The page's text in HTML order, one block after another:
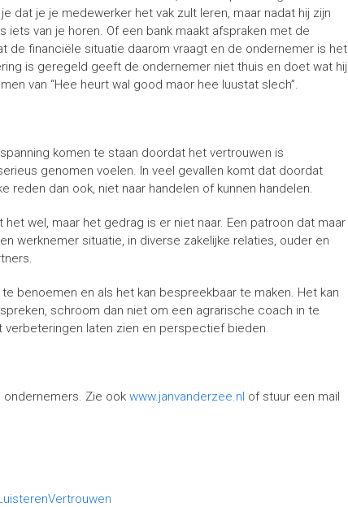
dat je je medewerker het vak zult leren, maar nadat hij zijn
van je horen. Of een bank maakt afspraken met de
de financiële situatie daarom vraagt en de ondernemer is het
is geregeld geeft de ondernemer niet thuis en doet wat hij
van “Hee heurt wal good maor hee luustat slech”.
komen te staan doordat het vertrouwen is
genomen voelen. In veel gevallen komt dat doordat
reden dan ook, niet naar handelen of kunnen handelen.
wel, maar het gedrag is er niet naar. Een patroon dat maar
werknemer situatie, in diverse zakelijke relaties, ouder en
benoemen en als het kan bespreekbaar te maken. Het kan
schroom dan niet om een agrarische coach in te
verbeteringen laten zien en perspectief bieden.
Zie ook www.janvanderzee.nl of stuur een mail
Vertrouwen